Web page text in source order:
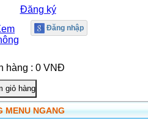
Đăng ký
hàng : 0 VNĐ
MENU NGANG